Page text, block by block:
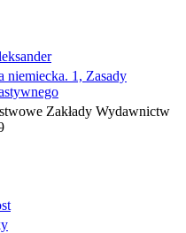
niemiecka. 1, Zasady
Zakłady Wydawnictw